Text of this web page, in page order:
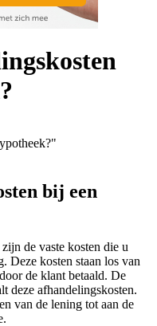
bij een
de vaste kosten die u
Deze kosten staan los van
de klant betaald. De
deze afhandelingskosten.
van de lening tot aan de